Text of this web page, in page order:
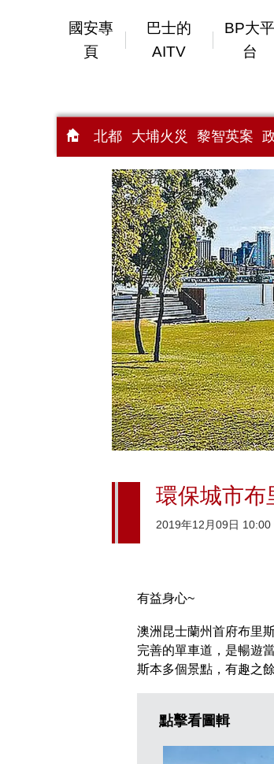
國安專
頁
巴士的
AITV
BP大平
台
北都 大埔火災 黎智英案
環保城市布
2019年12月09日
有益身心~
澳洲昆士蘭州首府布里
完善的單車道，是暢遊
斯本多個景點，有趣之
點擊看圖輯